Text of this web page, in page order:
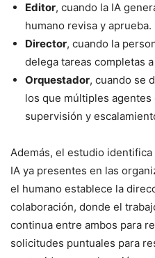
Editor, cuando la IA
humano revisa y aprueba.
Director, cuando la
delega tareas completas a
Orquestador, cuando se
los que múltiples
supervisión y
Además, el estudio
IA ya presentes en las
el humano establece la
colaboración, donde el
continua entre ambos para
solicitudes puntuales para